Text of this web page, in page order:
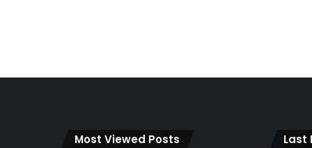
Most Viewed Posts Last